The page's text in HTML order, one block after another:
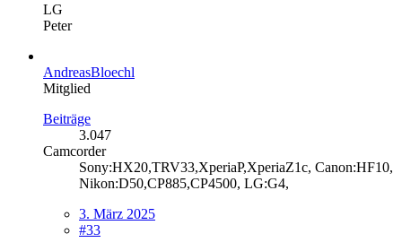
LG
Peter
AndreasBloechl
Mitglied
Beiträge
3.047
Camcorder
Sony:HX20,TRV33,XperiaP,XperiaZ1c, Canon:HF10,
Nikon:D50,CP885,CP4500, LG:G4,
3. März 2025
#33